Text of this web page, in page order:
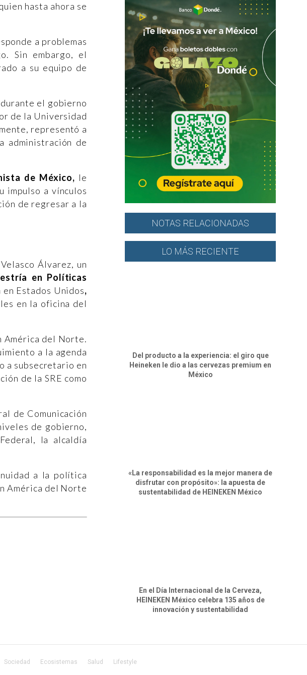
hasta ahora se
a problemas
Sin embargo, el
a su equipo de
el gobierno
de la Universidad
representó a
administración de
de México, le
impulso a vínculos
de regresar a la
Álvarez, un
en Políticas
en Estados Unidos,
en la oficina del
América del Norte.
a la agenda
a subsecretario en
de la SRE como
de Comunicación
de gobierno,
la alcaldía
a la política
América del Norte
NOTAS RELACIONADAS
LO MÁS RECIENTE
Del producto a la experiencia: el giro que
Heineken le dio a las cervezas premium en
México
«La responsabilidad es la mejor manera de
disfrutar con propósito»: la apuesta de
sustentabilidad de HEINEKEN México
En el Día Internacional de la Cerveza,
HEINEKEN México celebra 135 años de
innovación y sustentabilidad
Sociedad Ecosistemas Salud Lifestyle